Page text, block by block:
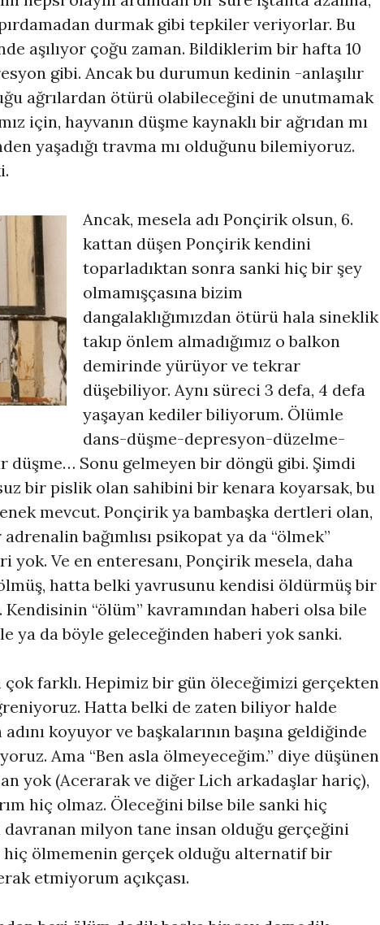
durmak gibi tepkiler veriyorlar. Bu
aşılıyor çoğu zaman. Bildiklerim bir hafta 10
gibi. Ancak bu durumun kedinin -anlaşılır
ağrılardan ötürü olabileceğini de unutmamak
için, hayvanın düşme kaynaklı bir ağrıdan mı
yaşadığı travma mı olduğunu bilemiyoruz.
Ancak, mesela adı Ponçirik olsun, 6.
kattan düşen Ponçirik kendini
toparladıktan sonra sanki hiç bir şey
olmamışçasına bizim
dangalaklığımızdan ötürü hala sineklik
takıp önlem almadığımız o balkon
demirinde yürüyor ve tekrar
düşebiliyor. Aynı süreci 3 defa, 4 defa
yaşayan kediler biliyorum. Ölümle
dans-düşme-depresyon-düzelme-
düşme… Sonu gelmeyen bir döngü gibi. Şimdi
bir pislik olan sahibini bir kenara koyarsak, bu
mevcut. Ponçirik ya bambaşka dertleri olan,
bağımlısı psikopat ya da “ölmek”
yok. Ve en enteresanı, Ponçirik mesela, daha
hatta belki yavrusunu kendisi öldürmüş bir
“ölüm” kavramından haberi olsa bile
ya da böyle geleceğinden haberi yok sanki.
çok farklı. Hepimiz bir gün öleceğimizi gerçekten
Hatta belki de zaten biliyor halde
koyuyor ve başkalarının başına geldiğinde
Ama “Ben asla ölmeyeceğim.” diye düşünen
yok (Acerarak ve diğer Lich arkadaşlar hariç),
hiç olmaz. Öleceğini bilse bile sanki hiç
milyon tane insan olduğu gerçeğini
hiç ölmemenin gerçek olduğu alternatif bir
etmiyorum açıkçası.